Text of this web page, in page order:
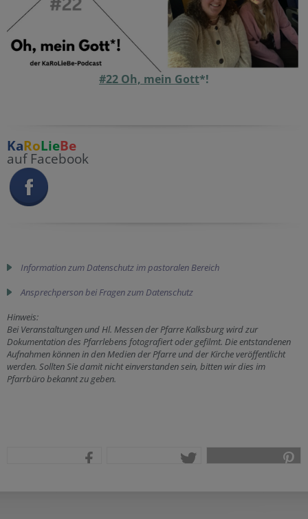
#22 Oh, mein Gott*!
KaRoLieBe
auf Facebook
Information zum Datenschutz im pastoralen Bereich
Ansprechperson bei Fragen zum Datenschutz
Hinweis:
Bei Veranstaltungen und Hl. Messen der Pfarre Kalksburg wird zur
Dokumentation des Pfarrlebens fotografiert oder gefilmt. Die entstandenen
Aufnahmen können in den Medien der Pfarre und der Kirche veröffentlicht
werden. Sollten Sie damit nicht einverstanden sein, bitten wir dies im
Pfarrbüro bekannt zu geben.